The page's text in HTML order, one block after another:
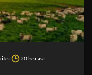
20 horas